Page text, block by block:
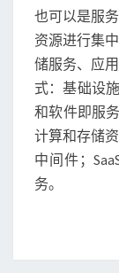
也可以是服
资源进行集
储服务、应
式：基础设
和软件即服
计算和存储
中间件；
务。